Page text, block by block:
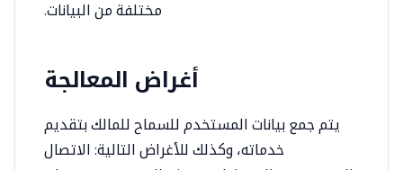
مختلفة من البيانات.
أغراض المعالجة
يتم جمع بيانات المستخدم للسماح للمالك بتقديم
خدماته، وكذلك للأغراض التالية: الاتصال